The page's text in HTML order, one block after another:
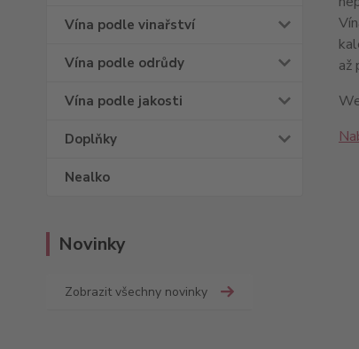
Vína podle vinařství
Vína podle odrůdy
Vína podle jakosti
Doplňky
Nealko
Novinky
Zobrazit všechny novinky
až